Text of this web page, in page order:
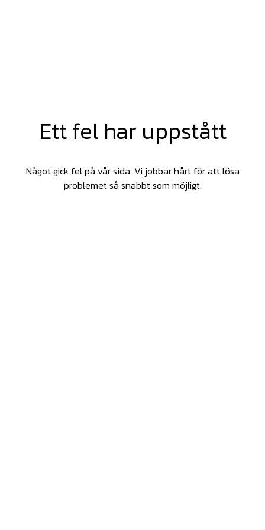
Ett fel har uppstått
Något gick fel på vår sida. Vi jobbar hårt för att lösa
problemet så snabbt som möjligt.